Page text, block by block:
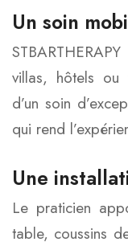
Un soin
villas, hôtels ou
d’un soin
qui rend
Une
Le praticien
table, coussins